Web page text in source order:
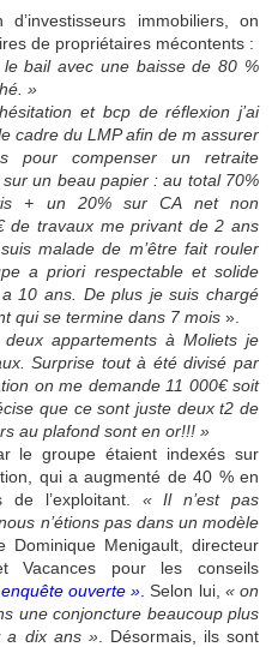
immobiliers, on
de propriétaires mécontents :
le bail avec une baisse de 80 %
»
et bcp de réflexion j’ai
cadre du LMP afin de m assurer
pour compenser un retraite
un beau papier : au total 70%
+ un 20% sur CA net non
de travaux me privant de 2 ans
malade de m’être fait rouler
a priori respectable et solide
10 ans. De plus je suis chargé
qui se termine dans 7 mois ».
appartements à Moliets je
Surprise tout à été divisé par
on me demande 11 000€ soit
que ce sont juste deux t2 de
au plafond sont en or!!! »
le groupe étaient indexés sur
qui a augmenté de 40 % en
l’exploitant. « Il n’est pas
n’étions pas dans un modèle
Dominique Menigault, directeur
Vacances pour les conseils
ouverte » Selon lui, « on
une conjoncture beaucoup plus
a dix ans ». Désormais, ils sont